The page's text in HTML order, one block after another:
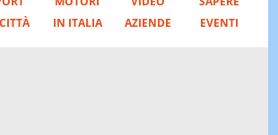
IN ITALIA AZIENDE EVENTI